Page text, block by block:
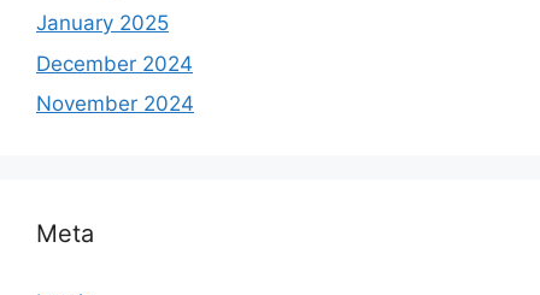
January 2025
December 2024
November 2024
Meta